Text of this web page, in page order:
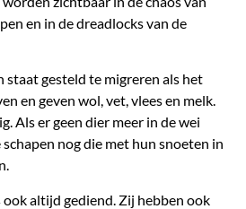
en in de dreadlocks van de
staat gesteld te migreren als het
en geven wol, vet, vlees en melk.
Als er geen dier meer in de wei
nog die met hun snoeten in
altijd gediend. Zij hebben ook